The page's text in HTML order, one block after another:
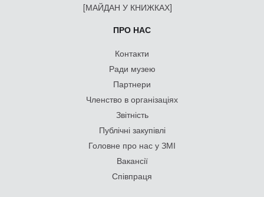
[МАЙДАН У КНИЖКАХ]
ПРО НАС
Контакти
Ради музею
Партнери
Членство в організаціях
Звітність
Публічні закупівлі
Головне про нас у ЗМІ
Вакансії
Співпраця